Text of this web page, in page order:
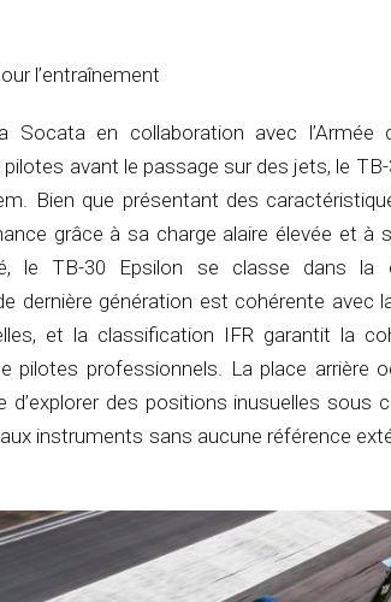
l’entraînement
en collaboration avec l’Armée
avant le passage sur des jets, le TB-
Bien que présentant des
grâce à sa charge alaire élevée et à
le TB-30 Epsilon se classe dans la
dernière génération est cohérente avec
et la classification IFR garantit la
pilotes professionnels. La place arrière
d’explorer des positions inusuelles sous
instruments sans aucune référence